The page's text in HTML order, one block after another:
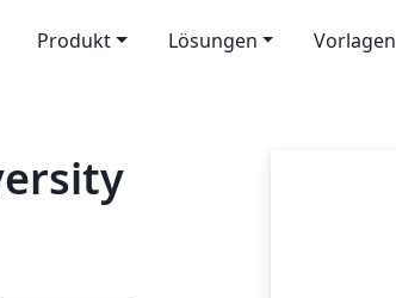
Produkt Lösungen Vorlagen